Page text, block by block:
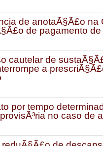
de anotaÃ§Ã£o na
de pagamento
cautelar de
a
por tempo
no caso de